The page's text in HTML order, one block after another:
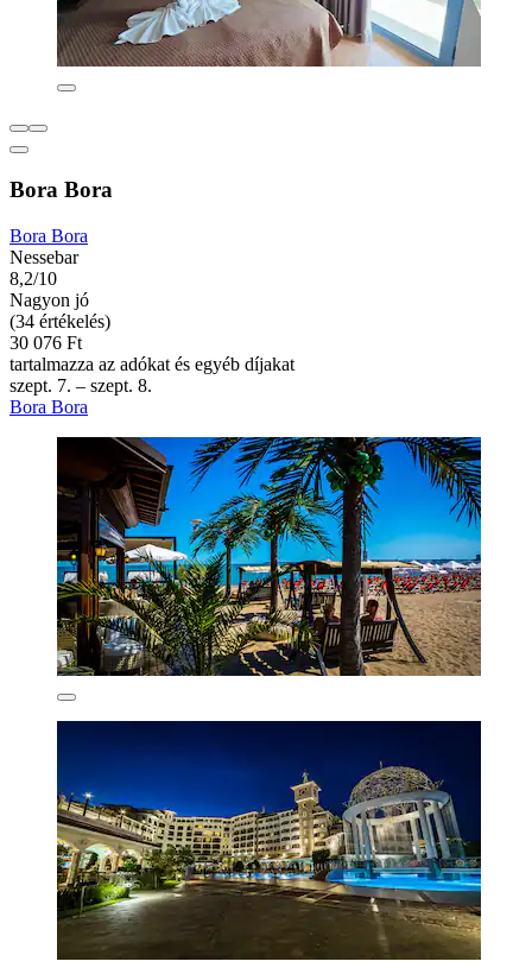
Bora Bora
Bora Bora
Nessebar
8,2/10
Nagyon jó
(34 értékelés)
30 076 Ft
tartalmazza az adókat és egyéb díjakat
szept. 7. – szept. 8.
Bora Bora